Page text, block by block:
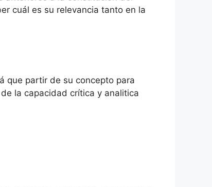
cuál es su relevancia tanto en la
que partir de su concepto para
la capacidad crítica y analitica